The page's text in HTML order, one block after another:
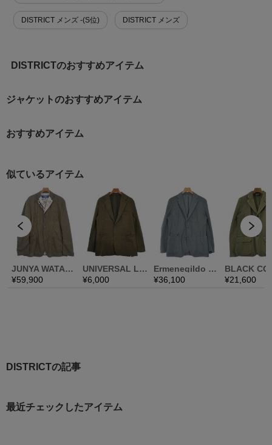
DISTRICT メンズ -(S位) DISTRICT メンズ
DISTRICTのおすすめアイテム
ジャケットのおすすめアイテム
おすすめアイテム
DISTRICTの記事
最近チェックしたアイテム